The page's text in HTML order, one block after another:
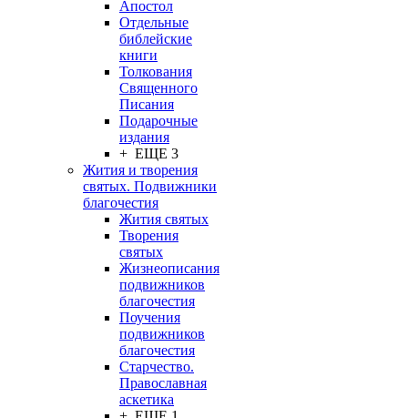
Апостол
Отдельные
библейские
книги
Толкования
Священного
Писания
Подарочные
издания
+ ЕЩЕ 3
Жития и творения
святых. Подвижники
благочестия
Жития святых
Творения
святых
Жизнеописания
подвижников
благочестия
Поучения
подвижников
благочестия
Старчество.
Православная
аскетика